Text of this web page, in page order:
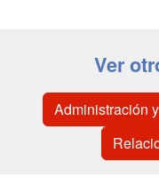
Ver
Administración